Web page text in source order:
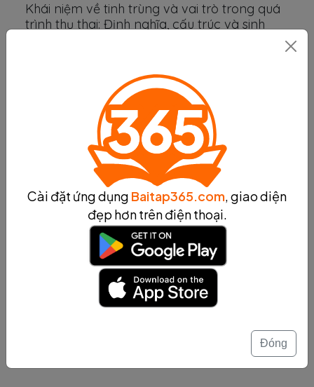
Khái niệm về tinh trùng và vai trò trong quá
trình thụ thai: Định nghĩa, cấu trúc và sinh
sản tinh trùng. Tác động của chế độ ăn uống
Khái niệm về bộ điều khiển tốc độ động cơ
Khái niệm về chính sách bảo vệ môi trường
Khái niệm về trận động đất
Khái niệm về sự trao đổi ion - Vai trò và ứng
dụng của sự trao đổi ion trong các quá trình
hoá học, sinh học và các lĩnh vực khác.
Khái niệm về chính sách quản lý môi trường
Cài đặt ứng dụng Baitap365.com, giao diện
đẹp hơn trên điện thoại.
Đóng